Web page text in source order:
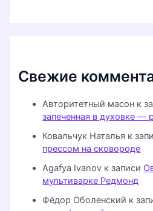
Свежие
Авторитетный масон к
запеченная в духовке —
Ковальчук Наталья к
прессом на сковороде
Agafya Ivanov к записи
мультиварке Редмонд
Фёдор Оболенский к